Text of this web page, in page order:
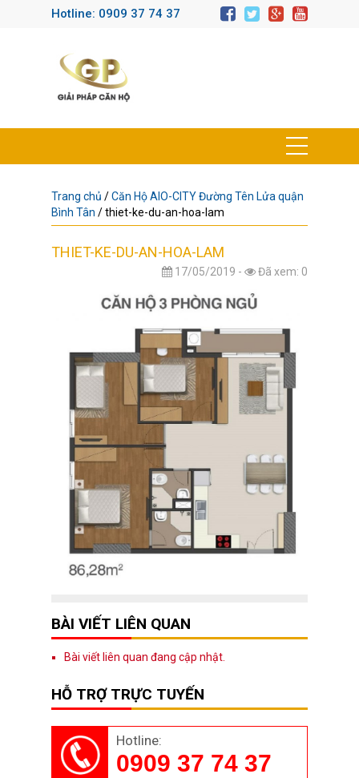
Hotline: 0909 37 74 37
Trang chủ /Căn Hộ AIO-CITY Đường Tên Lửa quận
Bình Tân /thiet-ke-du-an-hoa-lam
THIET-KE-DU-AN-HOA-LAM
17/05/2019 - Đã xem: 0
BÀI VIẾT LIÊN QUAN
Bài viết liên quan đang cập nhật.
HỖ TRỢ TRỰC TUYẾN
Hotline:
0909 37 74 37